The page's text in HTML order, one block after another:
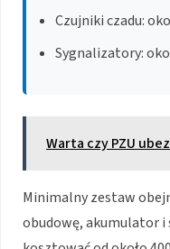
Czujniki czadu:
Sygnalizatory:
Warta czy PZU
Minimalny zestaw
obudowę, akumulator